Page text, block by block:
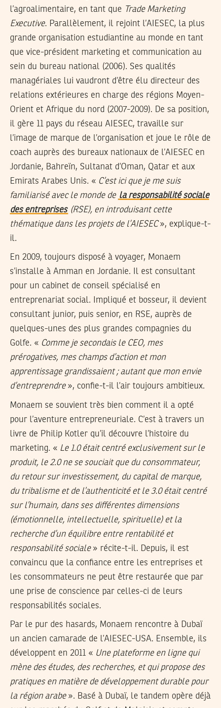
l’agroalimentaire, en tant que Trade Marketing
Executive. Parallèlement, il rejoint l’AIESEC, la plus
grande organisation estudiantine au monde en tant
que vice-président marketing et communication au
sein du bureau national (2006). Ses qualités
managériales lui vaudront d’être élu directeur des
relations extérieures en charge des régions Moyen-
Orient et Afrique du nord (2007-2009). De sa position,
il gère 11 pays du réseau AIESEC, travaille sur
l’image de marque de l’organisation et joue le rôle de
coach auprès des bureaux nationaux de l’AIESEC en
Jordanie, Bahreïn, Sultanat d’Oman, Qatar et aux
Emirats Arabes Unis. « C’est ici que je me suis
familiarisé avec le monde de la responsabilité sociale
des entreprises (RSE), en introduisant cette
thématique dans les projets de l’AIESEC», explique-t-
il.
En 2009, toujours disposé à voyager, Monaem
s’installe à Amman en Jordanie. Il est consultant
pour un cabinet de conseil spécialisé en
entreprenariat social. Impliqué et bosseur, il devient
consultant junior, puis senior, en RSE, auprès de
quelques-unes des plus grandes compagnies du
Golfe. « Comme je secondais le CEO, mes
prérogatives, mes champs d’action et mon
apprentissage grandissaient ; autant que mon envie
d’entreprendre», confie-t-il l’air toujours ambitieux.
Monaem se souvient très bien comment il a opté
pour l’aventure entrepreneuriale. C’est à travers un
livre de Philip Kotler qu’il découvre l’histoire du
marketing. « Le 1.0 était centré exclusivement sur le
produit, le 2.0 ne se souciait que du consommateur,
du retour sur investissement, du capital de marque,
du tribalisme et de l’authenticité et le 3.0 était centré
sur l’humain, dans ses différentes dimensions
(émotionnelle, intellectuelle, spirituelle) et la
recherche d’un équilibre entre rentabilité et
responsabilité sociale» récite-t-il. Depuis, il est
convaincu que la confiance entre les entreprises et
les consommateurs ne peut être restaurée que par
une prise de conscience par celles-ci de leurs
responsabilités sociales.
Par le pur des hasards, Monaem rencontre à Dubaï
un ancien camarade de l’AIESEC-USA. Ensemble, ils
développent en 2011 « Une plateforme en ligne qui
mène des études, des recherches, et qui propose des
pratiques en matière de développement durable pour
la région arabe». Basé à Dubaï, le tandem opère déjà